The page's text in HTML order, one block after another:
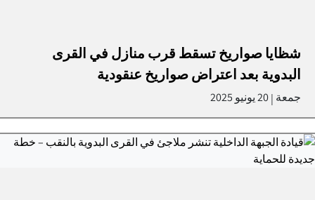
شظايا صواريخ تسقط قرب منازل في القرى
البدوية بعد اعتراض صواريخ عنقودية
جمعة |20 يونيو 2025